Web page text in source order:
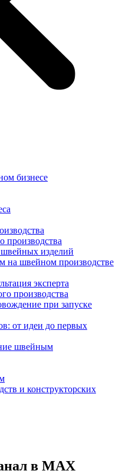
бизнесе
производства
швейных изделий
на швейном производстве
эксперта
производства
при запуске
от идеи до первых
швейным
и конструкторских
в MAX